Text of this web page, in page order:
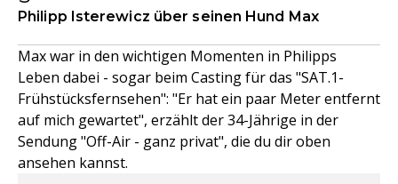
Philipp Isterewicz über seinen Hund Max
Max war in den wichtigen Momenten in Philipps
Leben dabei - sogar beim Casting für das "SAT.1-
Frühstücksfernsehen": "Er hat ein paar Meter entfernt
auf mich gewartet", erzählt der 34-Jährige in der
Sendung "Off-Air - ganz privat", die du dir oben
ansehen kannst.